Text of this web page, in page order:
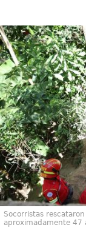
Socorristas
aproximadamente 47